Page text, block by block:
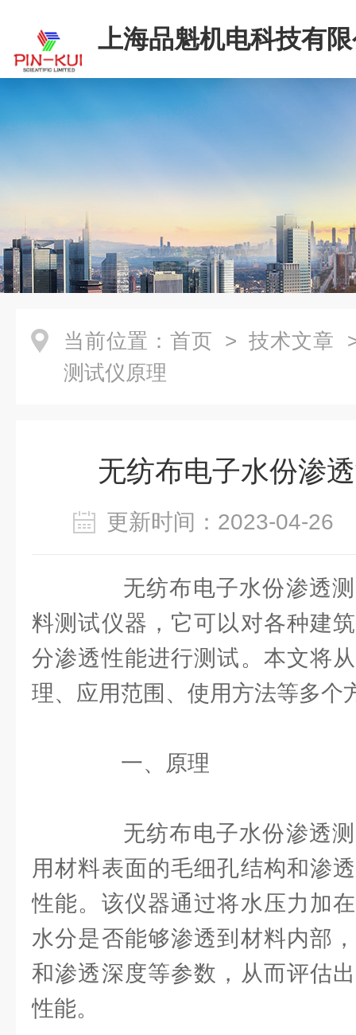
上海品魁机电科技有
当前位置： 首页 > 技术文章
测试仪原理
无纺布电子水份渗
更新时间：2023-04-
无纺布电子水份渗透测
料测试仪器，它可以对各种建
分渗透性能进行测试。本文将
理、应用范围、使用方法等多个
一、原理
无纺布电子水份渗透测
用材料表面的毛细孔结构和渗
性能。该仪器通过将水压力加
水分是否能够渗透到材料内部
和渗透深度等参数，从而评估
性能。